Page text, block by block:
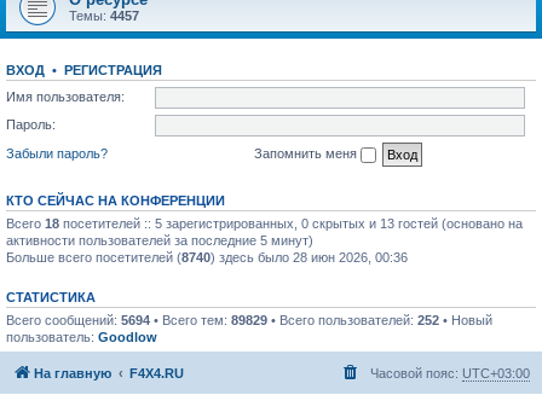
Темы: 4457
ВХОД • РЕГИСТРАЦИЯ
Имя пользователя:
Пароль:
Забыли пароль?
Запомнить меня
КТО СЕЙЧАС НА КОНФЕРЕНЦИИ
Всего 18 посетителей :: 5 зарегистрированных, 0 скрытых и 13 гостей (основано на
активности пользователей за последние 5 минут)
Больше всего посетителей (8740) здесь было 28 июн 2026, 00:36
СТАТИСТИКА
Всего сообщений: 5694 • Всего тем: 89829 • Всего пользователей: 252 • Новый
пользователь: Goodlow
На главную F4X4.RU Часовой пояс: UTC+03:00